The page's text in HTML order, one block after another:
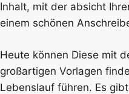
Inhalt, mit der absicht
einem schönen
Heute können Diese mit
großartigen Vorlagen
Lebenslauf führen. Es